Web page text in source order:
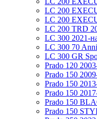
LC 200
LC 200
LC 200 TRD
LC 300 2021-
LC 300 70
LC 300 GR
Prado 120
Prado 150
Prado 150
Prado 150
Prado 150
Prado 150